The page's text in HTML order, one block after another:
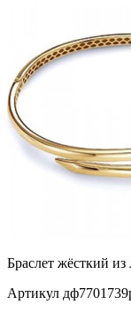
Браслет жёсткий
Артикул